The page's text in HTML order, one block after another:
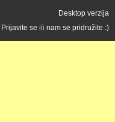
Desktop verzija
Prijavite se ili nam se pridružite :)